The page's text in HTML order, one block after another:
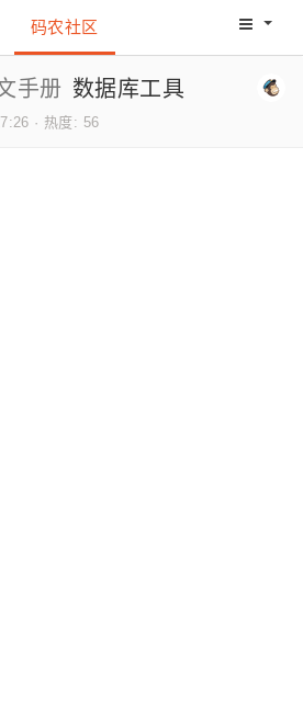
码农社区 码农网
手册 数据库工具
· 热度: 56